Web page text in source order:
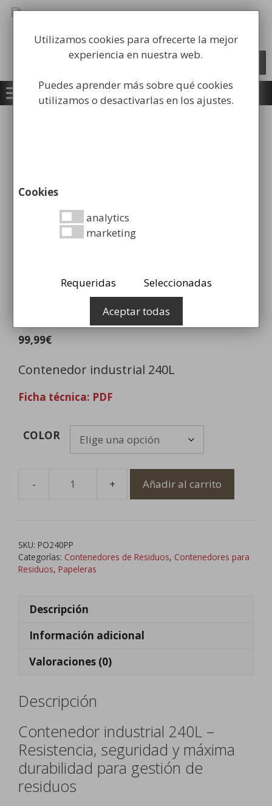
Saltar
contenido
equipamiento para la higiene industrial
Búsqueda
Contenedor industrial de
240L
99,99€
Contenedor industrial 240L
Ficha técnica: PDF
COLOR
Contenedor
cantidad
Añadir al carrito
SKU: PO240PP
Categorías: Contenedores de Residuos, Contenedores para
Residuos, Papeleras
Descripción
Información adicional
Valoraciones (0)
Descripción
Contenedor industrial 240L –
Resistencia, seguridad y máxima
durabilidad para gestión de
residuos
Utilizamos cookies para ofrecerte la mejor
experiencia en nuestra web.
Puedes aprender más sobre qué cookies
utilizamos o desactivarlas en los ajustes.
Cookies
analytics
marketing
Requeridas Seleccionadas
Aceptar todas